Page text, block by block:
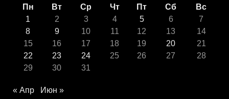
Пн
Вт Ср Чт Пт Сб
Вс
1
2 3 4 5 6
7
8
9 10 11 12 13
14
15
16 17 18 19 20
21
22
23 24 25 26 27
28
29
30 31
« Апр Июн »